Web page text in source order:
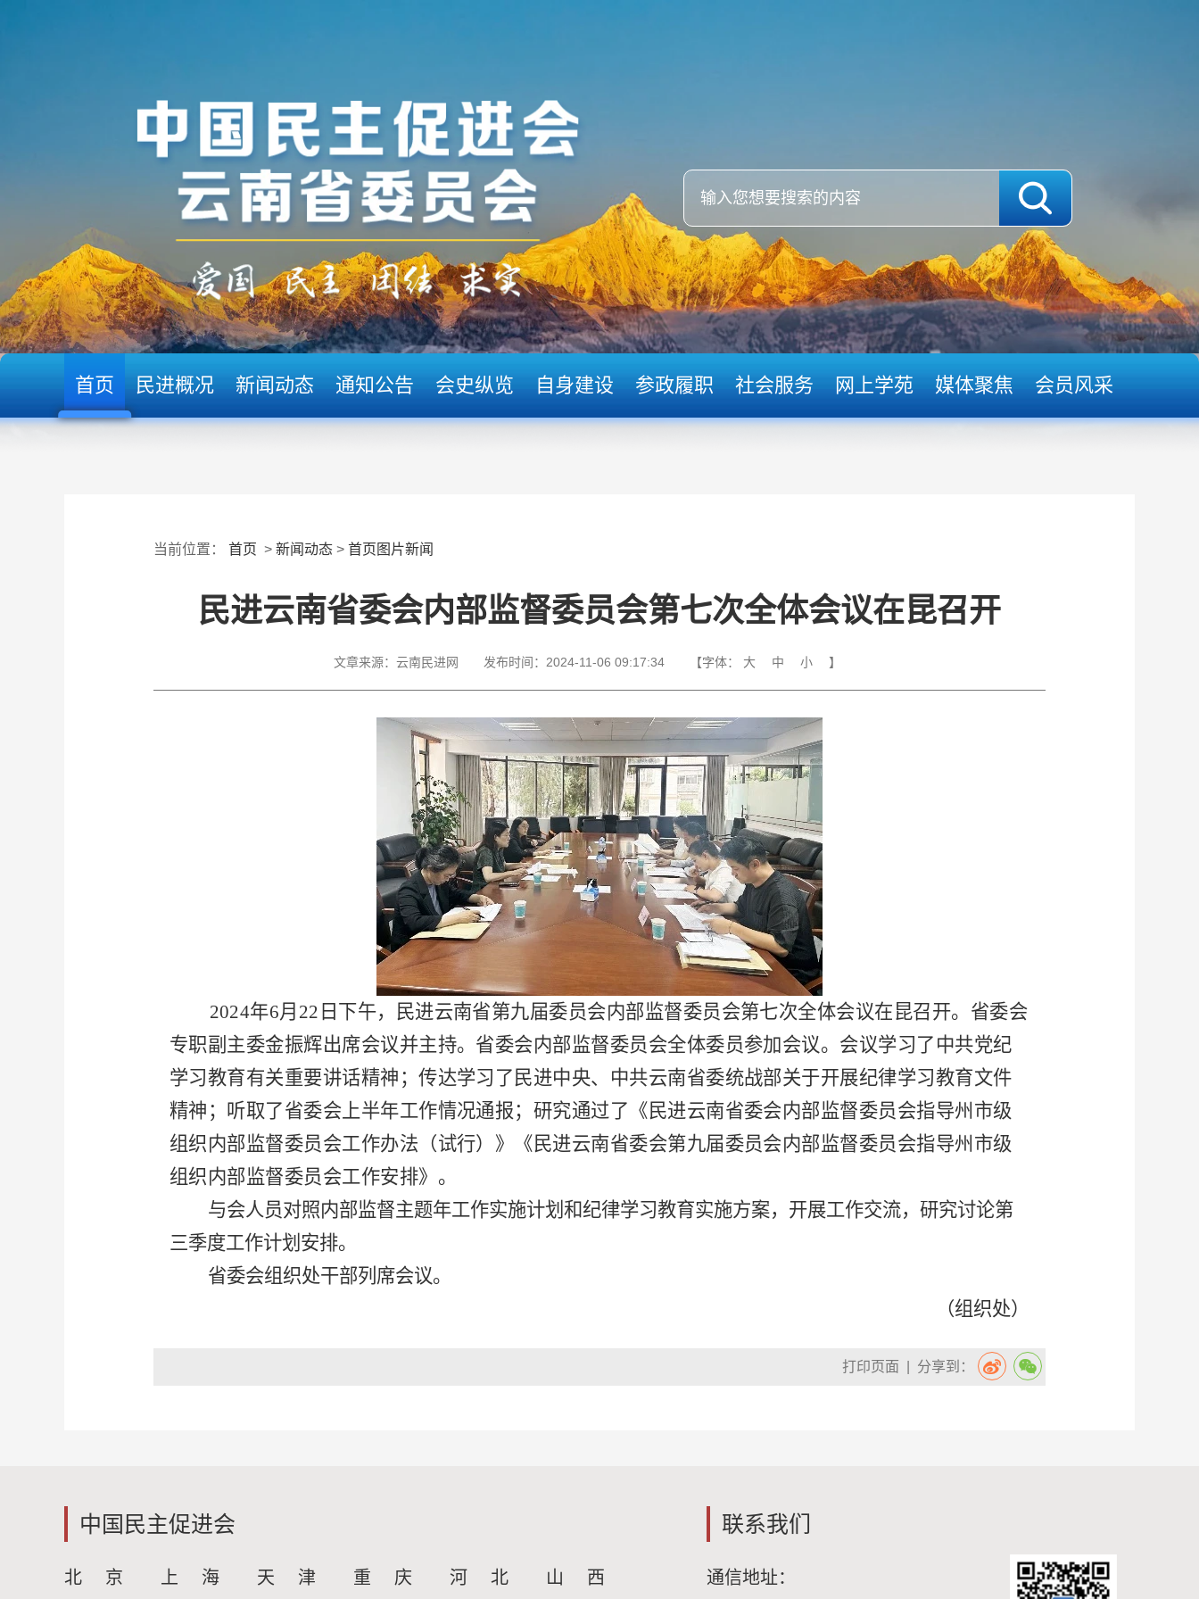
首页 民进概况 新闻动态 通知公告 会史纵览 自身建设 参政履职 社会服务 网上学苑 媒体聚焦 会员风采
当前位置： 首页 > 新闻动态 > 首页图片新闻
民进云南省委会内部监督委员会第七次全体会议在昆召开
文章来源： 云南民进网 发布时间： 2024-11-06 09:17:34 【字体： 大 中 小 】
2024年6月22日下午，民进云南省第九届委员会内部监督委员会第七次全体会议在昆召开。省委会
专职副主委金振辉出席会议并主持。省委会内部监督委员会全体委员参加会议。会议学习了中共党纪
学习教育有关重要讲话精神；传达学习了民进中央、中共云南省委统战部关于开展纪律学习教育文件
精神；听取了省委会上半年工作情况通报；研究通过了《民进云南省委会内部监督委员会指导州市级
组织内部监督委员会工作办法（试行）》《民进云南省委会第九届委员会内部监督委员会指导州市级
组织内部监督委员会工作安排》。
与会人员对照内部监督主题年工作实施计划和纪律学习教育实施方案，开展工作交流，研究讨论第
三季度工作计划安排。
省委会组织处干部列席会议。
（组织处）
| 分享到：
打印页面
中国民主促进会
北 京 上 海 天 津 重 庆 河 北 山 西
联系我们
通信地址：